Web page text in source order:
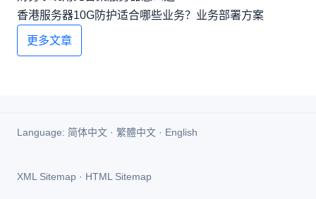
香港服务器10G防护适合哪些业务？业务部署方案
更多文章
Language: 简体中文 · 繁體中文 · English
XML Sitemap · HTML Sitemap